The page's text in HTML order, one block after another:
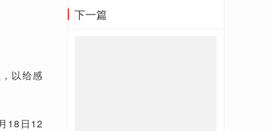
以给感
18日12
下一篇